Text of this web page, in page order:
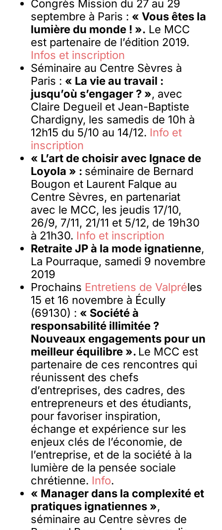
Congrès Mission du 27 au 29
septembre à Paris : « Vous êtes la
lumière du monde ! ». Le MCC
est partenaire de l’édition 2019.
Infos et inscription
Séminaire au Centre Sèvres à
Paris : « La vie au travail :
jusqu’où s’engager ? », avec
Claire Degueil et Jean-Baptiste
Chardigny, les samedis de 10h à
12h15 du 5/10 au 14/12. Info et
inscription
« L’art de choisir avec Ignace de
Loyola » : séminaire de Bernard
Bougon et Laurent Falque au
Centre Sèvres, en partenariat
avec le MCC, les jeudis 17/10,
26/9, 7/11, 21/11 et 5/12, de 19h30
à 21h30. Info et inscription
Retraite JP à la mode ignatienne,
La Pourraque, samedi 9 novembre
2019
Prochains Entretiens de Valpréles
15 et 16 novembre à Écully
(69130) : « Société à
responsabilité illimitée ?
Nouveaux engagements pour un
meilleur équilibre ». Le MCC est
partenaire de ces rencontres qui
réunissent des chefs
d’entreprises, des cadres, des
entrepreneurs et des étudiants,
pour favoriser inspiration,
échange et expérience sur les
enjeux clés de l’économie, de
l’entreprise, et de la société à la
lumière de la pensée sociale
chrétienne. Info.
« Manager dans la complexité et
pratiques ignatiennes »,
séminaire au Centre sèvres de